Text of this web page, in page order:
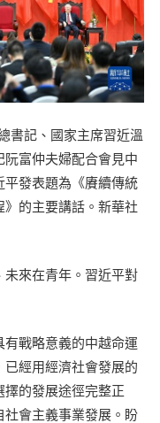
書記、國家主席習近溫
富仲夫婦配合會見中
發表題為《賡續傳統
的主要講話。新華社
來在青年。習近平對
戰略意義的中越命運
經用經濟社會發展的
的發展途徑完整正
會主義事業發展。盼